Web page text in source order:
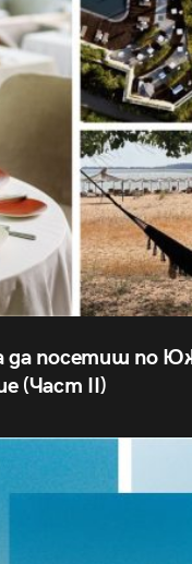
да посетиш по
(Част II)